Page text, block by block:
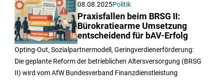
08.08.2025Politik
Praxisfallen beim BRSG II:
Bürokratiearme Umsetzung
entscheidend für bAV-Erfolg
Opting-Out, Sozialpartnermodell, Geringverdienerförderung:
Die geplante Reform der betrieblichen Altersversorgung (BRSG
II) wird vom AfW Bundesverband Finanzdienstleistung